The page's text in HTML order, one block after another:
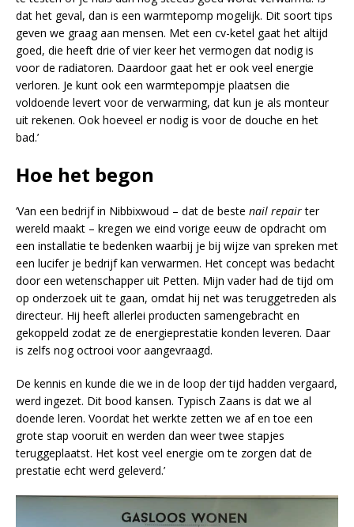
dat het geval, dan is een warmtepomp mogelijk. Dit soort tips
geven we graag aan mensen. Met een cv-ketel gaat het altijd
goed, die heeft drie of vier keer het vermogen dat nodig is
voor de radiatoren. Daardoor gaat het er ook veel energie
verloren. Je kunt ook een warmtepompje plaatsen die
voldoende levert voor de verwarming, dat kun je als monteur
uit rekenen. Ook hoeveel er nodig is voor de douche en het
bad.’
Hoe het begon
‘Van een bedrijf in Nibbixwoud – dat de beste nail repairter
wereld maakt – kregen we eind vorige eeuw de opdracht om
een installatie te bedenken waarbij je bij wijze van spreken met
een lucifer je bedrijf kan verwarmen. Het concept was bedacht
door een wetenschapper uit Petten. Mijn vader had de tijd om
op onderzoek uit te gaan, omdat hij net was teruggetreden als
directeur. Hij heeft allerlei producten samengebracht en
gekoppeld zodat ze de energieprestatie konden leveren. Daar
is zelfs nog octrooi voor aangevraagd.
De kennis en kunde die we in de loop der tijd hadden vergaard,
werd ingezet. Dit bood kansen. Typisch Zaans is dat we al
doende leren. Voordat het werkte zetten we af en toe een
grote stap vooruit en werden dan weer twee stapjes
teruggeplaatst. Het kost veel energie om te zorgen dat de
prestatie echt werd geleverd.’